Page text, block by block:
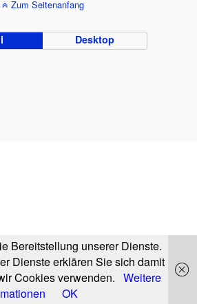
Zum Seitenanfang
Desktop
Bereitstellung unserer Dienste.
Dienste erklären Sie sich damit
Cookies verwenden. Weitere
OK